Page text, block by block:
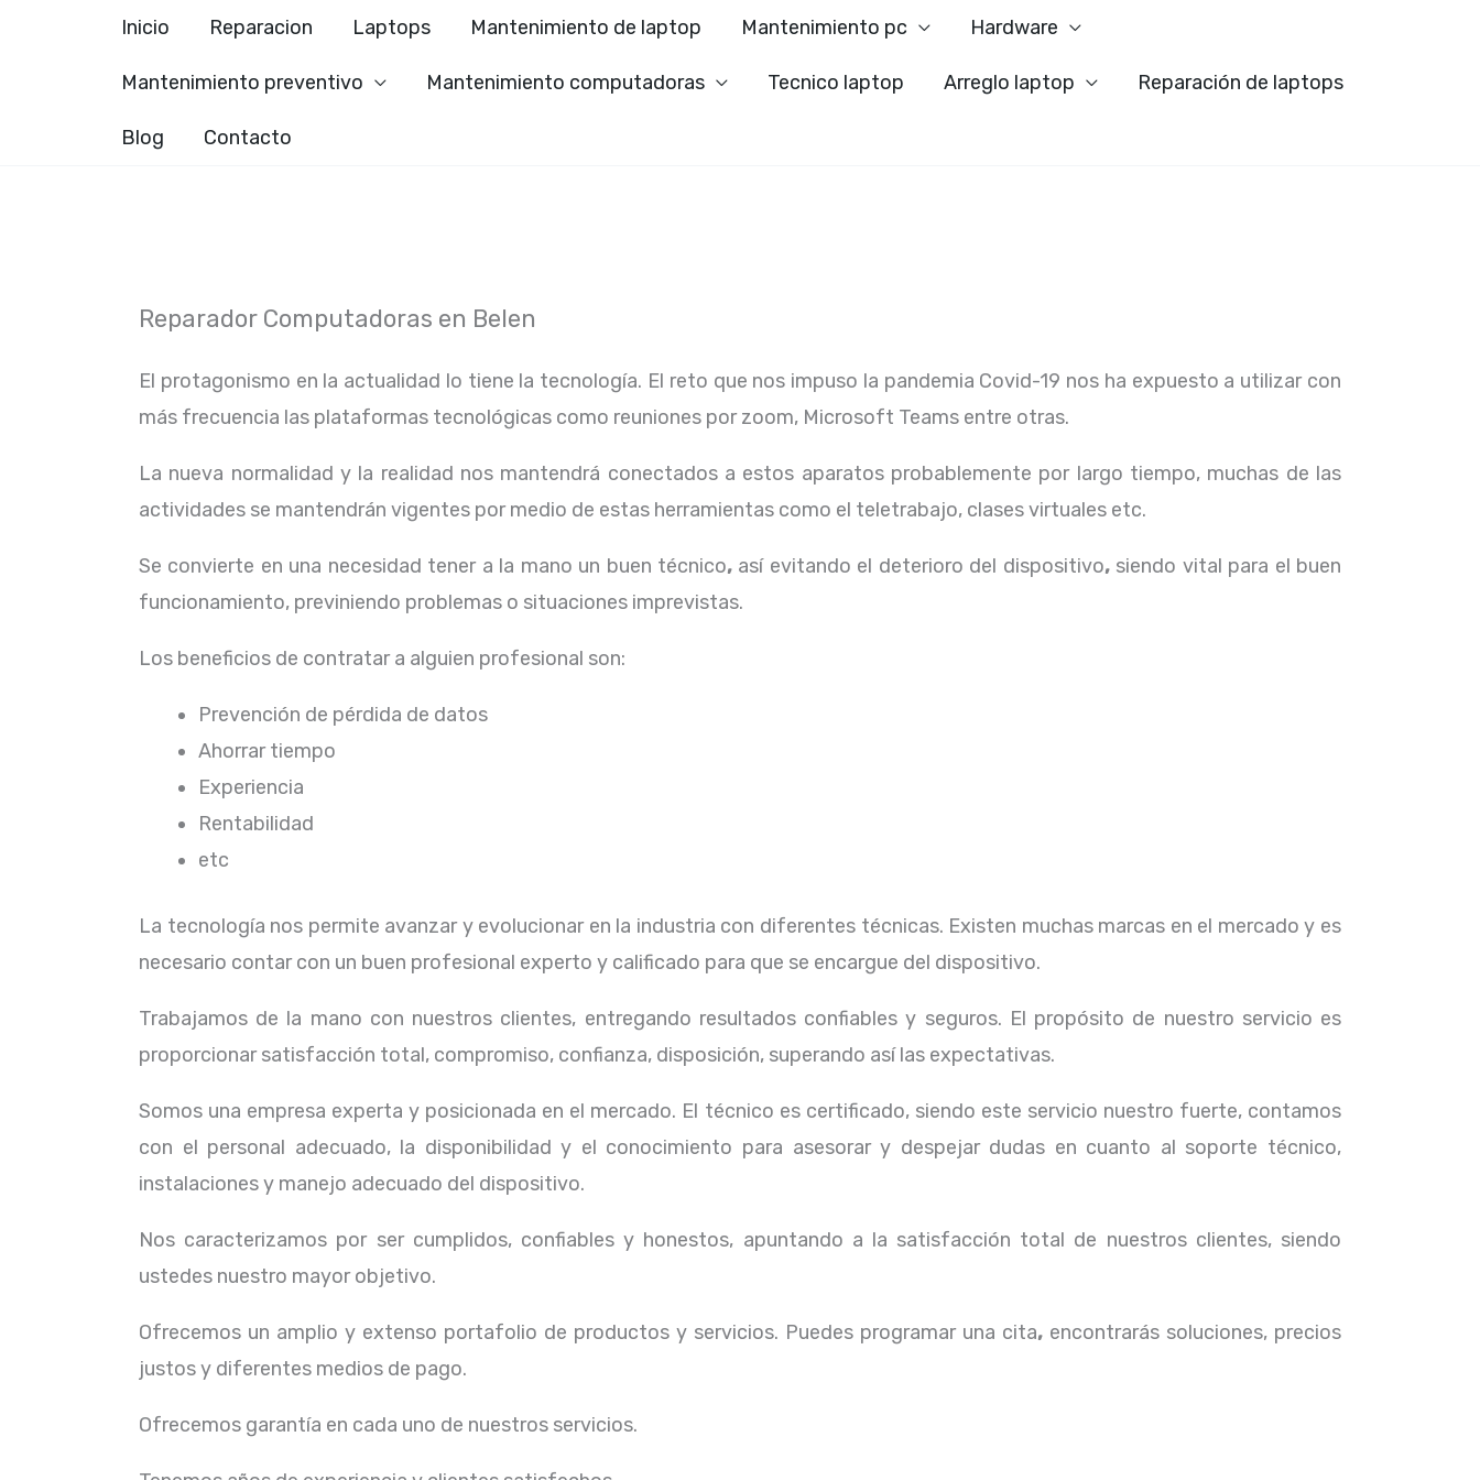
Inicio Reparacion Laptops Mantenimiento de laptop Mantenimiento pc Hardware
Mantenimiento preventivo Mantenimiento computadoras Tecnico laptop Arreglo laptop Reparación de laptops
Blog Contacto
Reparador Computadoras en Belen
El protagonismo en la actualidad lo tiene la tecnología. El reto que nos impuso la pandemia Covid-19 nos ha expuesto a utilizar con
más frecuencia las plataformas tecnológicas como reuniones por zoom, Microsoft Teams entre otras.
La nueva normalidad y la realidad nos mantendrá conectados a estos aparatos probablemente por largo tiempo, muchas de las
actividades se mantendrán vigentes por medio de estas herramientas como el teletrabajo, clases virtuales etc.
Se convierte en una necesidad tener a la mano un buen técnico, así evitando el deterioro del dispositivo, siendo vital para el buen
funcionamiento, previniendo problemas o situaciones imprevistas.
Los beneficios de contratar a alguien profesional son:
Prevención de pérdida de datos
Ahorrar tiempo
Experiencia
Rentabilidad
etc
La tecnología nos permite avanzar y evolucionar en la industria con diferentes técnicas. Existen muchas marcas en el mercado y es
necesario contar con un buen profesional experto y calificado para que se encargue del dispositivo.
Trabajamos de la mano con nuestros clientes, entregando resultados confiables y seguros. El propósito de nuestro servicio es
proporcionar satisfacción total, compromiso, confianza, disposición, superando así las expectativas.
Somos una empresa experta y posicionada en el mercado. El técnico es certificado, siendo este servicio nuestro fuerte, contamos
con el personal adecuado, la disponibilidad y el conocimiento para asesorar y despejar dudas en cuanto al soporte técnico,
instalaciones y manejo adecuado del dispositivo.
Nos caracterizamos por ser cumplidos, confiables y honestos, apuntando a la satisfacción total de nuestros clientes, siendo
ustedes nuestro mayor objetivo.
Ofrecemos un amplio y extenso portafolio de productos y servicios. Puedes programar una cita, encontrarás soluciones, precios
justos y diferentes medios de pago.
Ofrecemos garantía en cada uno de nuestros servicios.